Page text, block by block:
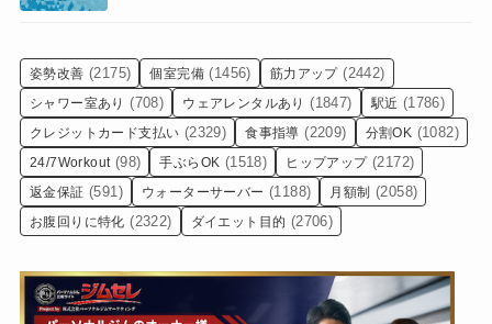
姿勢改善 (2175) 個室完備 (1456) 筋力アップ (2442)
シャワー室あり (708) ウェアレンタルあり (1847) 駅近 (1786)
クレジットカード支払い (2329) 食事指導 (2209) 分割OK (1082)
24/7Workout (98) 手ぶらOK (1518) ヒップアップ (2172)
返金保証 (591) ウォーターサーバー (1188) 月額制 (2058)
お腹回りに特化 (2322) ダイエット目的 (2706)